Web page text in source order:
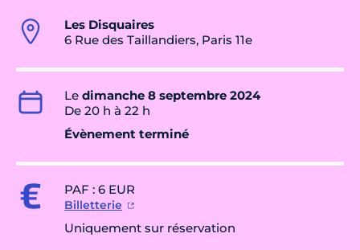
Les Disquaires
6 Rue des Taillandiers, Paris 11e
Le dimanche 8 septembre 2024
De 20 h à 22 h
Évènement terminé
PAF : 6 EUR
Billetterie
Uniquement sur réservation